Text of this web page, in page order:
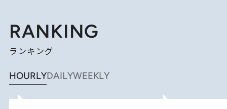
RANKING
ランキング
HOURLYDAILYWEEKLY